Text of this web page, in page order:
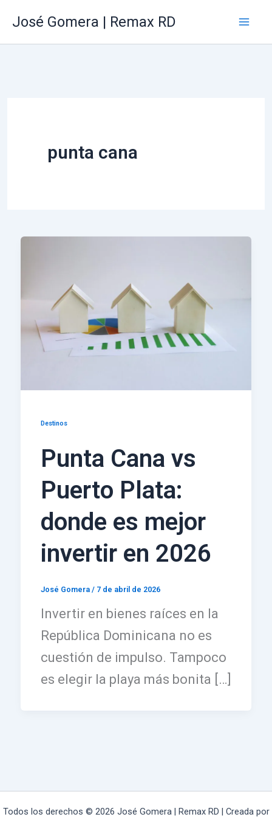
José Gomera | Remax RD
punta cana
Destinos
Punta Cana vs
Puerto Plata:
donde es mejor
invertir en 2026
José Gomera / 7 de abril de 2026
Invertir en bienes raíces en la
República Dominicana no es
cuestión de impulso. Tampoco
es elegir la playa más bonita […]
Todos los derechos © 2026 José Gomera | Remax RD | Creada por